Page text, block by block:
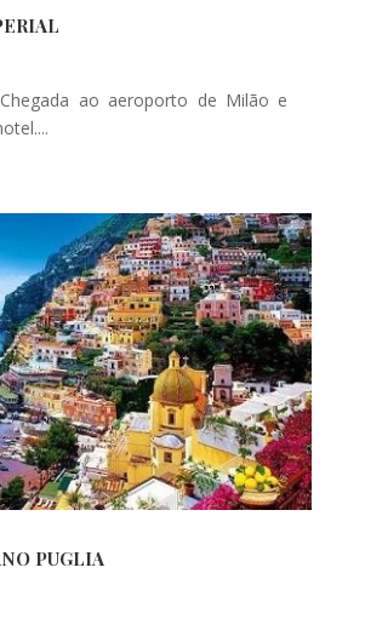
ao aeroporto de Milão e
PUGLIA